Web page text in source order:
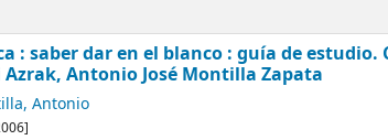
: saber dar en el blanco : guía de estudio.
Azrak, Antonio José Montilla Zapata
Antonio